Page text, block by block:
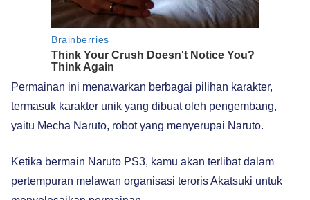
Permainan ini menawarkan berbagai pilihan karakter,
termasuk karakter unik yang dibuat oleh pengembang,
yaitu Mecha Naruto, robot yang menyerupai Naruto.
Ketika bermain Naruto PS3, kamu akan terlibat dalam
pertempuran melawan organisasi teroris Akatsuki untuk